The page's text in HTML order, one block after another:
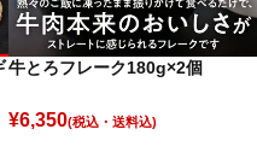
牛とろフレーク180g×2個
¥6,350(税込)